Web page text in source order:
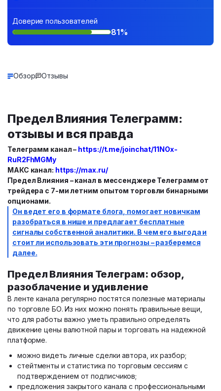
Доверие пользователей
81%
Обзор Отзывы
Предел Влияния Телеграмм:
отзывы и вся правда
Телеграмм канал – https://t.me/joinchat/11NOx-
RuR2FhMGMy
МАКС канал: https://max.ru/
Предел Влияния – канал в мессенджере Телеграмм от
трейдера с 7-ми летним опытом торговли бинарными
опционами.
Он ведет его в формате блога, помогает новичкам
разобраться в нише и предлагает бесплатные
сигналы собственной аналитики. В чем его выгода и
стоит ли использовать эти прогнозы – разберемся
далее.
Предел Влияния Телеграм: обзор,
разоблачение и удивление
В ленте канала регулярно постятся полезные материалы
по торговле БО. Из них можно понять правильные вещи,
что для работы важно уметь правильно определять
движение цены валютной пары и торговать на надежной
платформе.
можно видеть личные сделки автора, их разбор;
стейтменты и статистика по торговым сессиям с
подтверждением от подписчиков;
предложения закрытого канала с профессиональными